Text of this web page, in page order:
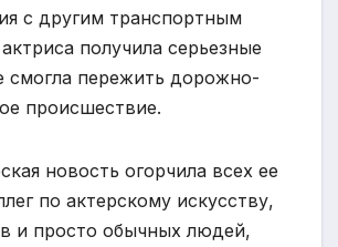
с другим транспортным
получила серьезные
смогла пережить дорожно-
происшествие.
новость огорчила всех ее
по актерскому искусству,
и просто обычных людей,